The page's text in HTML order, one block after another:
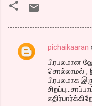
C
pichaikaaran
பிரபலமான
சொல்லாமல் ,
பிரபலமாக